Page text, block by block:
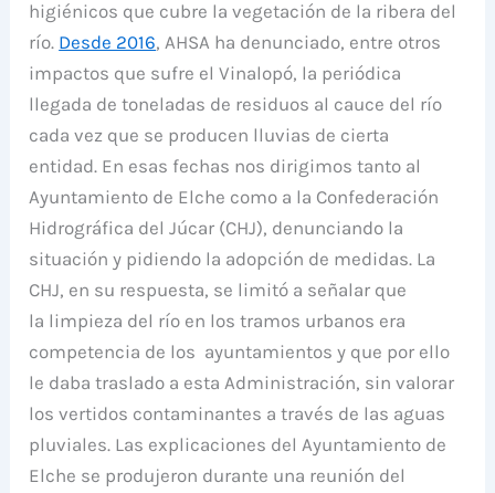
higiénicos que cubre la vegetación de la ribera del
río. Desde 2016, AHSA ha denunciado, entre otros
impactos que sufre el Vinalopó, la periódica
llegada de toneladas de residuos al cauce del río
cada vez que se producen lluvias de cierta
entidad. En esas fechas nos dirigimos tanto al
Ayuntamiento de Elche como a la Confederación
Hidrográfica del Júcar (CHJ), denunciando la
situación y pidiendo la adopción de medidas. La
CHJ, en su respuesta, se limitó a señalar que
la limpieza del río en los tramos urbanos era
competencia de los ayuntamientos y que por ello
le daba traslado a esta Administración, sin valorar
los vertidos contaminantes a través de las aguas
pluviales. Las explicaciones del Ayuntamiento de
Elche se produjeron durante una reunión del